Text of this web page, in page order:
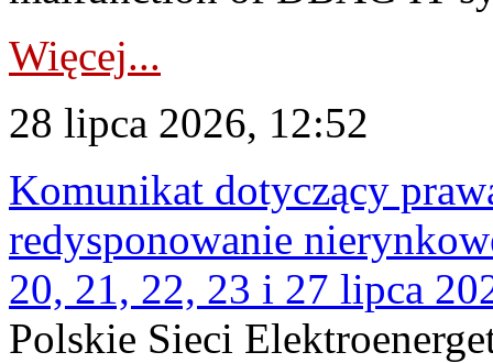
Więcej...
28 lipca 2026, 12:52
Komunikat dotyczący
redysponowanie
20, 21, 22, 23 i 27 lipca
Polskie Sieci